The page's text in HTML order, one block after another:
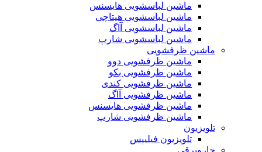
ماشین لباسشویی هایسنس
ماشین لباسشویی هیتاچی
ماشین لباسشویی آاگ
ماشین لباسشویی شارپ
ماشین ظرفشویی
ماشین ظرفشویی دوو
ماشین ظرفشویی بکو
ماشین ظرفشویی کندی
ماشین ظرفشویی آاگ
ماشین ظرفشویی هایسنس
ماشین ظرفشویی شارپ
تلویزیون
تلویزیون فیلیپس
جاروبرقی